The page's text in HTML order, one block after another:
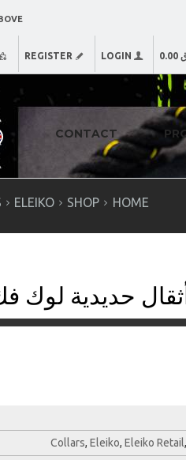
REGISTER LOGIN
CONTACT
HOME
SHOP
ELEIKO
حديدية لوك فك
Collars, Eleiko, Eleiko Retail,